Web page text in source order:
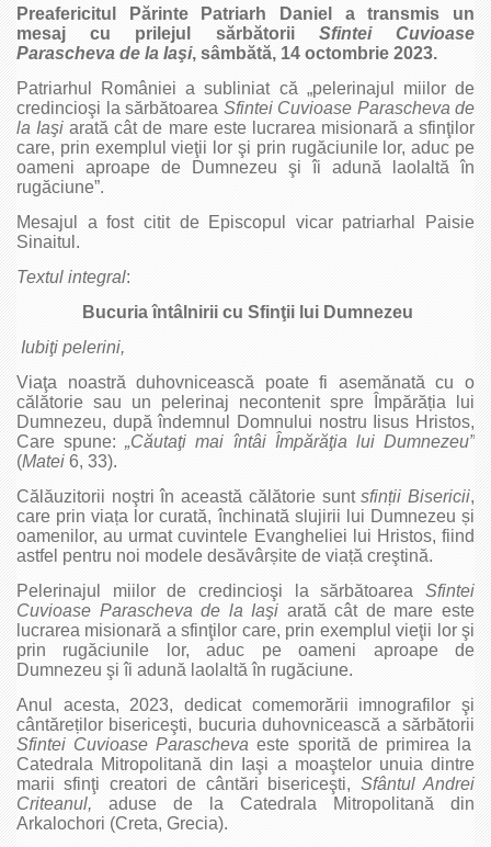
Preafericitul Părinte Patriarh Daniel a transmis un
mesaj cu prilejul sărbătorii Sfintei Cuvioase
Parascheva de la Iaşi, sâmbătă, 14 octombrie 2023.
Patriarhul României a subliniat că „pelerinajul miilor de
credincioşi la sărbătoarea Sfintei Cuvioase Parascheva de
la Iaşi arată cât de mare este lucrarea misionară a sfinţilor
care, prin exemplul vieţii lor şi prin rugăciunile lor, aduc pe
oameni aproape de Dumnezeu şi îi adună laolaltă în
rugăciune”.
Mesajul a fost citit de Episcopul vicar patriarhal Paisie
Sinaitul.
Textul integral:
Bucuria întâlnirii cu Sfinţii lui Dumnezeu
Iubiţi pelerini,
Viaţa noastră duhovnicească poate fi asemănată cu o
călătorie sau un pelerinaj necontenit spre Împărăția lui
Dumnezeu, după îndemnul Domnului nostru Iisus Hristos,
Care spune:„Căutaţi mai întâi Împărăţia lui Dumnezeu”
(Matei 6, 33).
Călăuzitorii noştri în această călătorie suntsfinții Bisericii,
care prin viața lor curată, închinată slujirii lui Dumnezeu și
oamenilor, au urmat cuvintele Evangheliei lui Hristos, fiind
astfel pentru noi modele desăvârșite de viață creştină.
Pelerinajul miilor de credincioşi la sărbătoarea Sfintei
Cuvioase Parascheva de la Iaşi arată cât de mare este
lucrarea misionară a sfinţilor care, prin exemplul vieţii lor şi
prin rugăciunile lor, aduc pe oameni aproape de
Dumnezeu şi îi adună laolaltă în rugăciune.
Anul acesta, 2023, dedicat comemorării imnografilor şi
cântăreților bisericeşti, bucuria duhovnicească a sărbătorii
Sfintei Cuvioase Paraschevaeste sporită de primirea la
Catedrala Mitropolitană din Iaşi a moaştelor unuia dintre
marii sfinţi creatori de cântări bisericeşti, Sfântul Andrei
Criteanul, aduse de la Catedrala Mitropolitană din
Arkalochori (Creta, Grecia).